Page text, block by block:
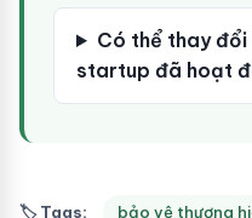
Có thể thay đổi
startup đã hoạt
🏷 Tags: bảo vệ thương